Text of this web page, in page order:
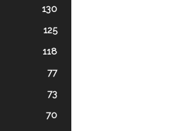
130
125
118
77
73
70